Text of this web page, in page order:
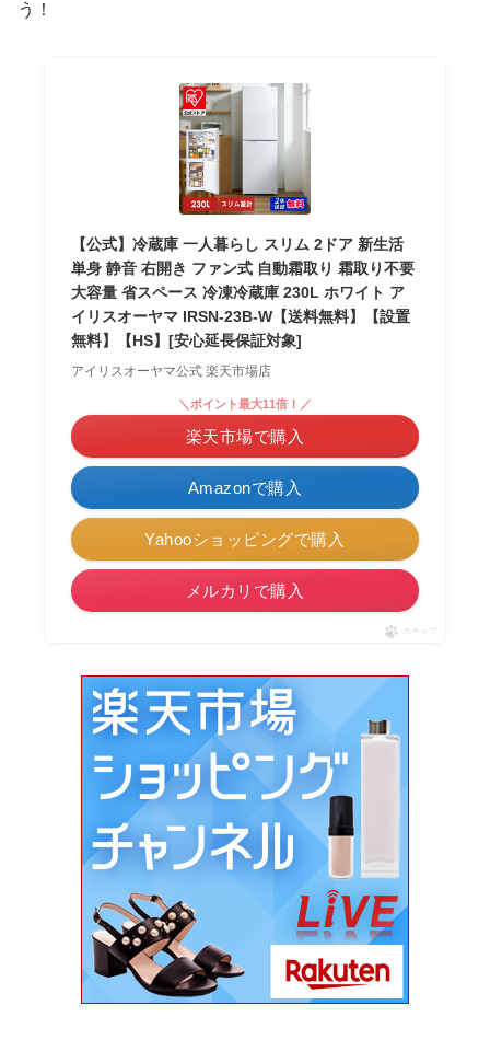
う！
【公式】冷蔵庫 一人暮らし スリム 2ドア 新生活
単身 静音 右開き ファン式 自動霜取り 霜取り不要
大容量 省スペース 冷凍冷蔵庫 230L ホワイト ア
イリスオーヤマ IRSN-23B-W【送料無料】【設置
無料】【HS】[安心延長保証対象]
アイリスオーヤマ公式 楽天市場店
Amazonで購入
＼ポイント最大11倍！／
楽天市場で購入
Yahooショッピングで購入
メルカリで購入
ポチップ